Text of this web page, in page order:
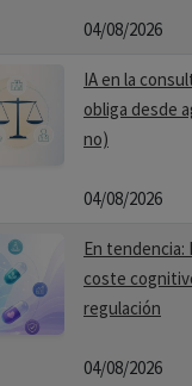
04/08/2026
IA en la
obliga desde
no)
04/08/2026
En tendencia:
coste
regulación
04/08/2026